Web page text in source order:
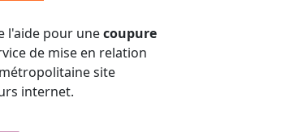
l'aide pour unecoupure
de mise en relation
site
internet.